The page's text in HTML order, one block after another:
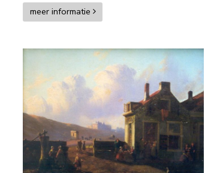
meer informatie